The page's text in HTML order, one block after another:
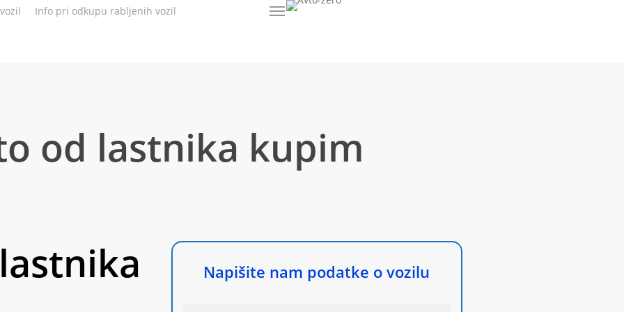
Info pri odkupu rabljenih vozil Menu
od lastnika kupim
Napišite nam podatke o vozilu